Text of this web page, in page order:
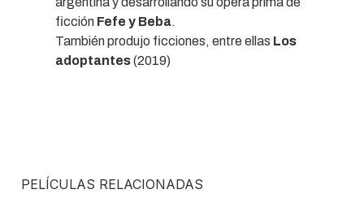
ficción Fefe y Beba.
También produjo ficciones, entre ellas Los
adoptantes(2019)
PELÍCULAS RELACIONADAS